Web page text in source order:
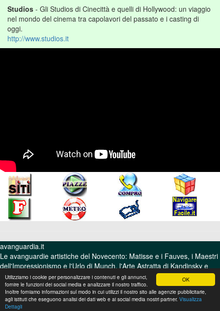
OK
Utilizziamo i cookie per personalizzare i contenuti e gli annunci,
fornire le funzioni dei social media e analizzare il nostro traffico.
Inoltre forniamo informazioni sul modo in cui utilizzi il nostro sito alle agenzie pubblicitarie,
agli istituti che eseguono analisi dei dati web e ai social media nostri partner. Visualizza
Dettagli
Studios - Gli Studios di Cinecittà e quelli di Hollywood: un viaggio
nel mondo del cinema tra capolavori del passato e i casting di
oggi.
http://www.studios.it
avanguardia.it
Le avanguardie artistiche del Novecento: Matisse e i Fauves, i Maestri
dell'Impressionismo e l'Urlo di Munch, l'Arte Astratta di Kandinsky e
Mondrian.
© Video Italia Production srl - Bologna - P.I. 04322860372 - REA BO
318691